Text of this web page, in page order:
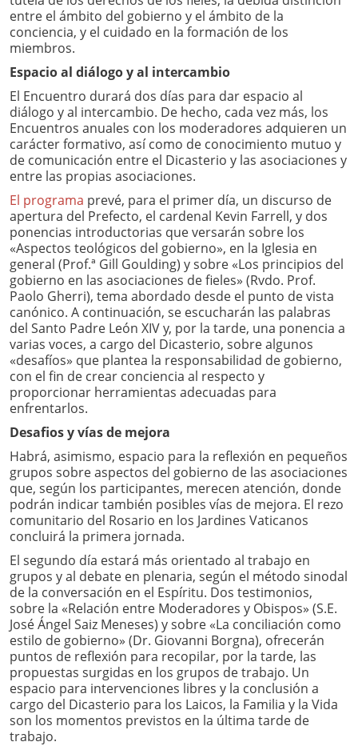
entre el ámbito del gobierno y el ámbito de la
conciencia, y el cuidado en la formación de los
miembros.
Espacio al diálogo y al intercambio
El Encuentro durará dos días para dar espacio al
diálogo y al intercambio. De hecho, cada vez más, los
Encuentros anuales con los moderadores adquieren un
carácter formativo, así como de conocimiento mutuo y
de comunicación entre el Dicasterio y las asociaciones y
entre las propias asociaciones.
El programa prevé, para el primer día, un discurso de
apertura del Prefecto, el cardenal Kevin Farrell, y dos
ponencias introductorias que versarán sobre los
«Aspectos teológicos del gobierno», en la Iglesia en
general (Prof.ª Gill Goulding) y sobre «Los principios del
gobierno en las asociaciones de fieles» (Rvdo. Prof.
Paolo Gherri), tema abordado desde el punto de vista
canónico. A continuación, se escucharán las palabras
del Santo Padre León XIV y, por la tarde, una ponencia a
varias voces, a cargo del Dicasterio, sobre algunos
«desafíos» que plantea la responsabilidad de gobierno,
con el fin de crear conciencia al respecto y
proporcionar herramientas adecuadas para
enfrentarlos.
Desafios y vías de mejora
Habrá, asimismo, espacio para la reflexión en pequeños
grupos sobre aspectos del gobierno de las asociaciones
que, según los participantes, merecen atención, donde
podrán indicar también posibles vías de mejora. El rezo
comunitario del Rosario en los Jardines Vaticanos
concluirá la primera jornada.
El segundo día estará más orientado al trabajo en
grupos y al debate en plenaria, según el método sinodal
de la conversación en el Espíritu. Dos testimonios,
sobre la «Relación entre Moderadores y Obispos» (S.E.
José Ángel Saiz Meneses) y sobre «La conciliación como
estilo de gobierno» (Dr. Giovanni Borgna), ofrecerán
puntos de reflexión para recopilar, por la tarde, las
propuestas surgidas en los grupos de trabajo. Un
espacio para intervenciones libres y la conclusión a
cargo del Dicasterio para los Laicos, la Familia y la Vida
son los momentos previstos en la última tarde de
trabajo.